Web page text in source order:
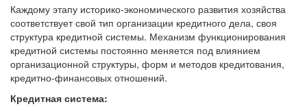
Каждому этапу историко-экономического развития хозяйства
соответствует свой тип организации кредитного дела, своя
структура кредитной системы. Механизм функционирования
кредитной системы постоянно меняется под влиянием
организационной структуры, форм и методов кредитования,
кредитно-финансовых отношений.
Кредитная система: